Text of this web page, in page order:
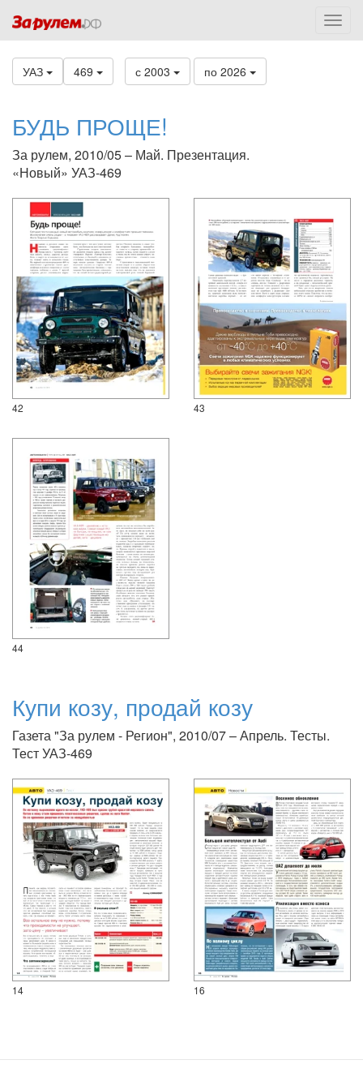
УАЗ 469 с 2003 по 2026
БУДЬ ПРОЩЕ!
За рулем, 2010/05 – Май. Презентация.
«Новый» УАЗ-469
42 43
44
Купи козу, продай козу
Газета "За рулем - Регион", 2010/07 – Апрель. Тесты.
Тест УАЗ-469
14 16